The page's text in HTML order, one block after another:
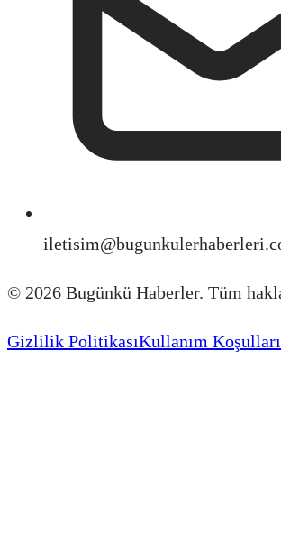
© 2026 Bugünkü Haberler. Tüm
Gizlilik PolitikasıKullanım Koşulları